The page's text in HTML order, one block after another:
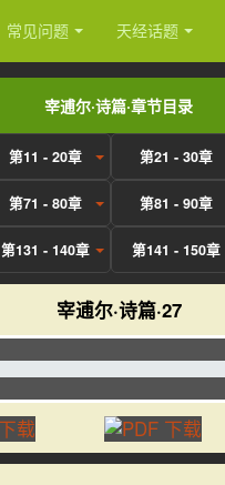
常见问题 天经话题
宰逋尔·诗篇·章节目录
第11 - 20章 第21 - 30章
第71 - 80章 第81 - 90章
第131 - 140章 第141 - 150章
宰逋尔·诗篇·27